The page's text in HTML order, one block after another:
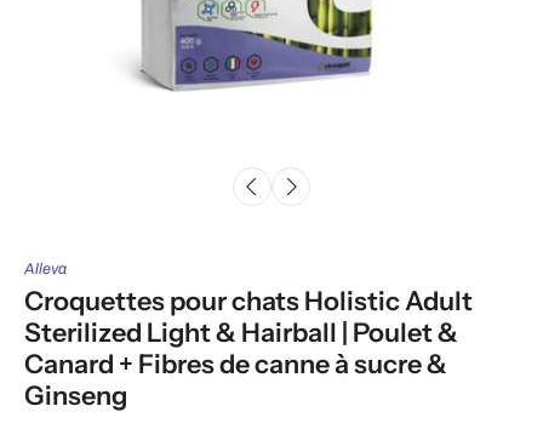
Alleva
Croquettes pour chats Holistic Adult
Sterilized Light & Hairball | Poulet &
Canard + Fibres de canne à sucre &
Ginseng